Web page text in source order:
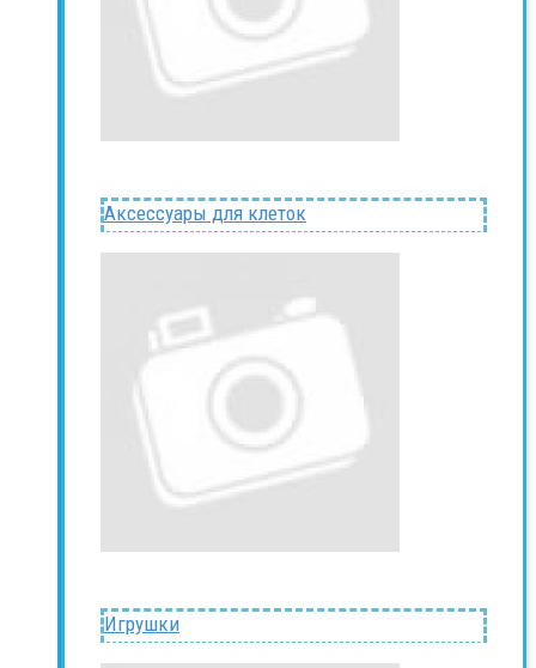
Аксессуары для клеток
Игрушки